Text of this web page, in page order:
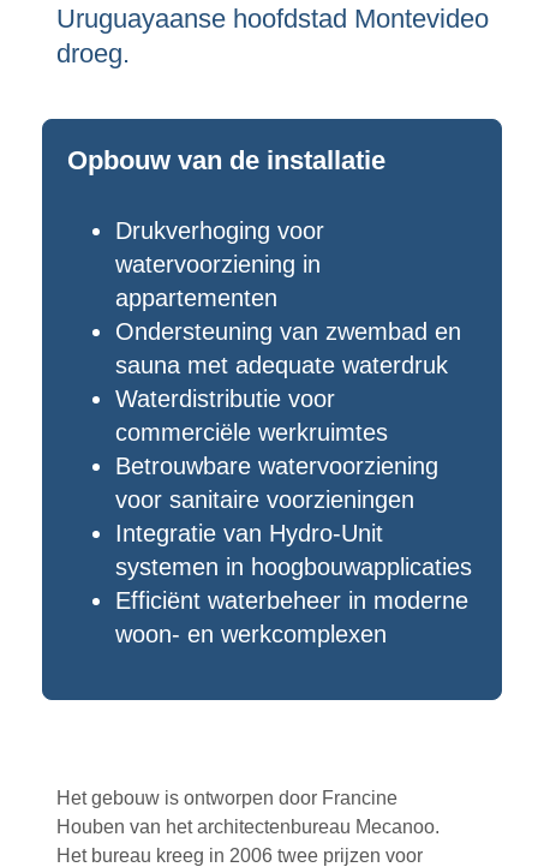
Uruguayaanse hoofdstad Montevideo
droeg.
Opbouw van de installatie
Drukverhoging voor
watervoorziening in
appartementen
Ondersteuning van zwembad en
sauna met adequate waterdruk
Waterdistributie voor
commerciële werkruimtes
Betrouwbare watervoorziening
voor sanitaire voorzieningen
Integratie van Hydro-Unit
systemen in hoogbouwapplicaties
Efficiënt waterbeheer in moderne
woon- en werkcomplexen
Het gebouw is ontworpen door Francine
Houben van het architectenbureau Mecanoo.
Het bureau kreeg in 2006 twee prijzen voor